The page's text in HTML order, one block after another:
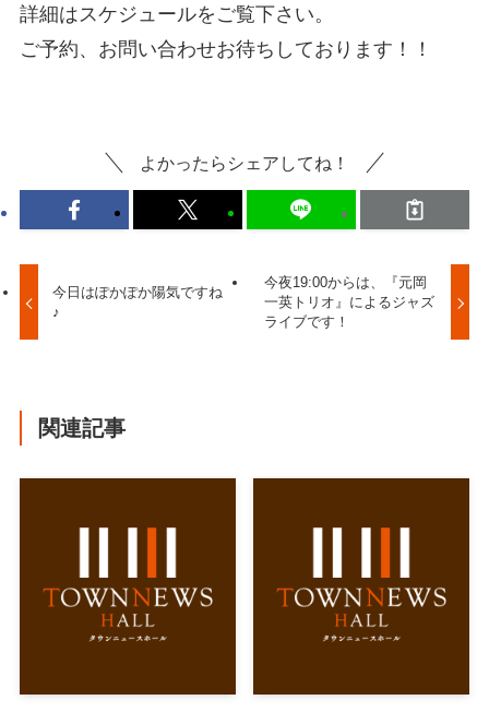
詳細はスケジュールをご覧下さい。
ご予約、お問い合わせお待ちしております！！
よかったらシェアしてね！
今日はぽかぽか陽気ですね
♪
今夜19:00からは、『元岡
一英トリオ』によるジャズ
ライブです！
関連記事